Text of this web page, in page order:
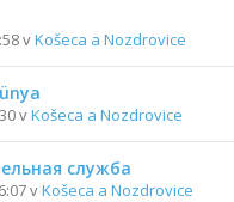
vKošeca a Nozdrovice
vKošeca a Nozdrovice
служба
vKošeca a Nozdrovice